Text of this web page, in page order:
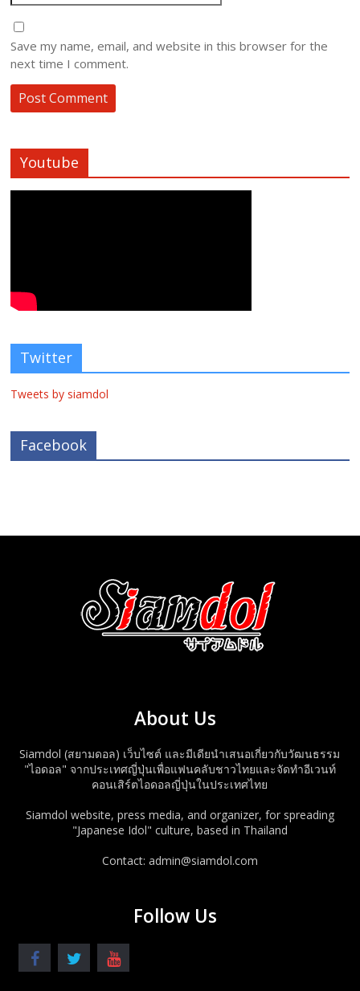
Save my name, email, and website in this browser for the
next time I comment.
Youtube
Twitter
Tweets by siamdol
Facebook
About Us
Siamdol (สยามดอล) เว็บไซต์ และมีเดียนำเสนอเกี่ยวกับวัฒนธรรม
"ไอดอล" จากประเทศญี่ปุ่นเพื่อแฟนคลับชาวไทยและจัดทำอีเวนท์
คอนเสิร์ตไอดอลญี่ปุ่นในประเทศไทย
Siamdol website, press media, and organizer, for spreading
"Japanese Idol" culture, based in Thailand
Contact: admin@siamdol.com
Follow Us